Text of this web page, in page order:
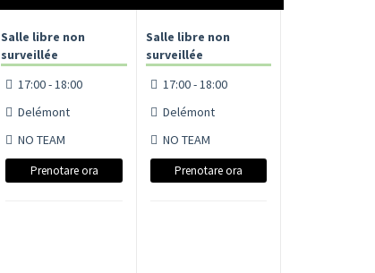
Salle libre non
surveillée
17:00 - 18:00
Delémont
NO TEAM
Prenotare ora
Salle libre non
surveillée
17:00 - 18:00
Delémont
NO TEAM
Prenotare ora